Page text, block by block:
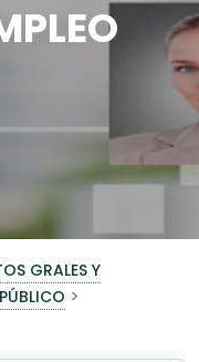
GRALES Y
>